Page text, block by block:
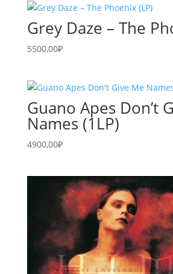
Grey Daze – The
5500,00₽
Guano Apes Don’t
Names (1LP)
4900,00₽